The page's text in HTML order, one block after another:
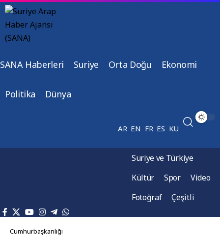
SANA Haberleri Suriye Orta Doğu Ekonomi
Politika Dünya
AR EN FR ES KU
Suriye ve Türkiye
Kültür
Spor
Video
Fotoğraf
Çeşitli
Cumhurbaşkanlığı